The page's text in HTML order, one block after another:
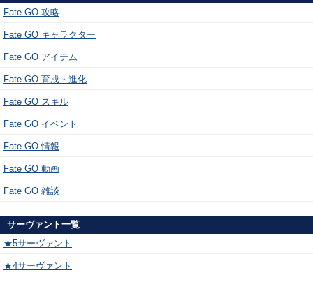
Fate GO 攻略
Fate GO キャラクター
Fate GO アイテム
Fate GO 育成・進化
Fate GO スキル
Fate GO イベント
Fate GO 情報
Fate GO 動画
Fate GO 雑談
サーヴァント一覧
★5サーヴァント
★4サーヴァント